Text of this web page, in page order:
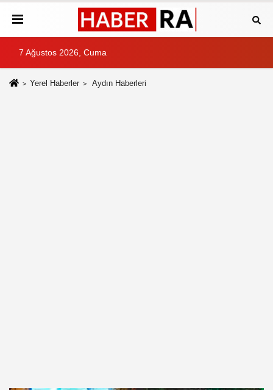
7 Ağustos 2026, Cuma
Yerel Haberler Aydın Haberleri